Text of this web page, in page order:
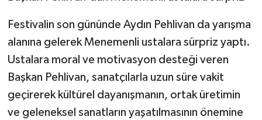
Festivalin son gününde Aydın Pehlivan da yarışma
alanına gelerek Menemenli ustalara sürpriz yaptı.
Ustalara moral ve motivasyon desteği veren
Başkan Pehlivan, sanatçılarla uzun süre vakit
geçirerek kültürel dayanışmanın, ortak üretimin
ve geleneksel sanatların yaşatılmasının önemine